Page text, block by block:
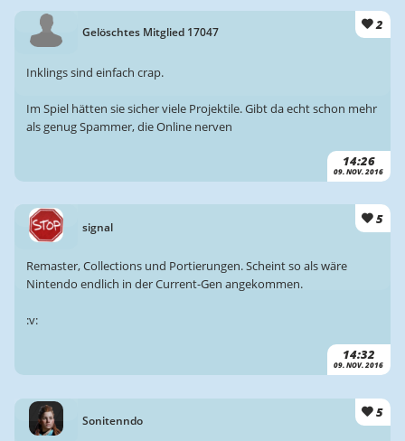
Gelöschtes Mitglied 17047 2
14:26
09. NOV. 2016
Inklings sind einfach crap.
Im Spiel hätten sie sicher viele Projektile. Gibt da echt schon mehr
als genug Spammer, die Online nerven
signal
5
14:32
09. NOV. 2016
Remaster, Collections und Portierungen. Scheint so als wäre
Nintendo endlich in der Current-Gen angekommen.
:v:
Sonitenndo
5